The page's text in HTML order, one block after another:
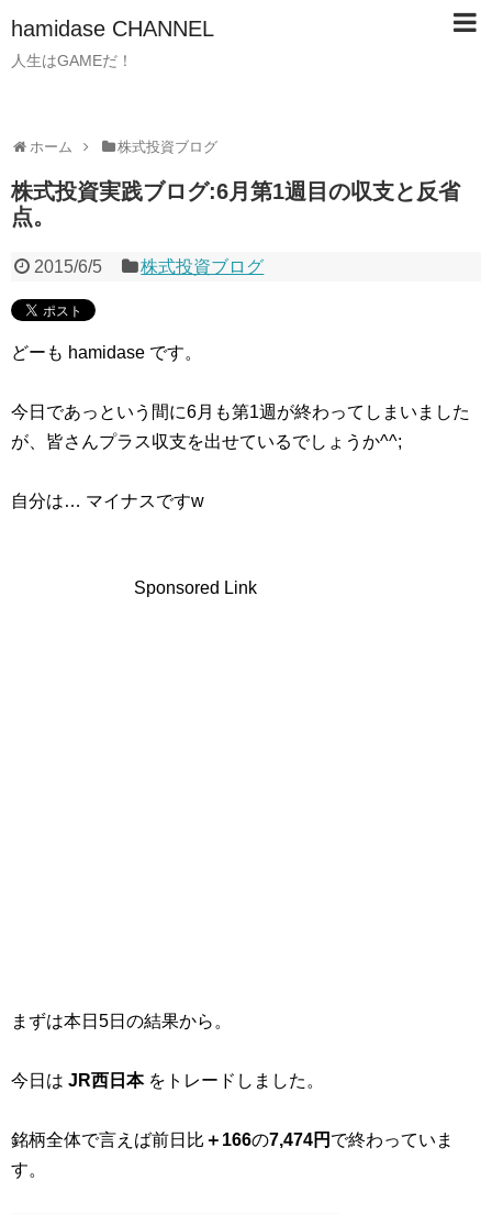
hamidase CHANNEL
人生はGAMEだ！
ホーム 株式投資ブログ
株式投資実践ブログ:6月第1週目の収支と反省
点。
2015/6/5 株式投資ブログ
どーも hamidase です。
今日であっという間に6月も第1週が終わってしまいました
が、皆さんプラス収支を出せているでしょうか^^;
自分は… マイナスですw
Sponsored Link
まずは本日5日の結果から。
今日は JR西日本をトレードしました。
銘柄全体で言えば前日比 ＋166の7,474円 で終わっていま
す。